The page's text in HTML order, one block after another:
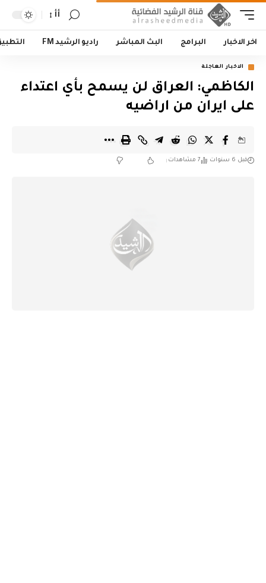
أأ
اخر الاخبار البرامج البث المباشر راديو الرشيد FM
الاخبار العاجلة
الكاظمي: العراق لن يسمح بأي اعتداء
على ايران من اراضيه
قبل 6 سنوات 7 مشاهدات